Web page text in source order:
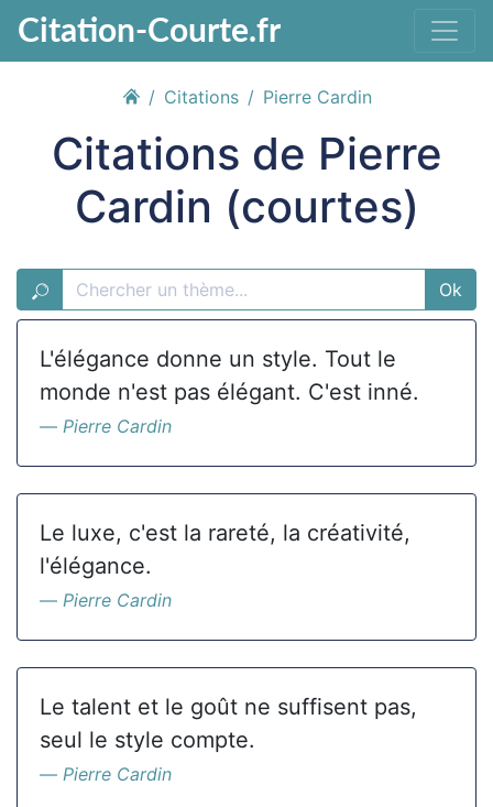
Citation-Courte.fr
Citations Pierre Cardin
Citations de Pierre
Cardin (courtes)
Ok
L'élégance donne un style. Tout le
monde n'est pas élégant. C'est inné.
Pierre Cardin
Le luxe, c'est la rareté, la créativité,
l'élégance.
Pierre Cardin
Le talent et le goût ne suffisent pas,
seul le style compte.
Pierre Cardin